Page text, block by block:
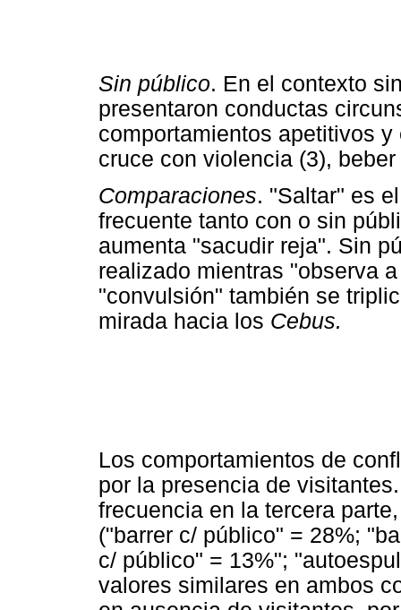
Sin público. En el contexto
presentaron conductas
comportamientos apetitivos
cruce con violencia (3),
Comparaciones. "Saltar" es
frecuente tanto con o sin
aumenta "sacudir reja". Sin
realizado mientras "observa
"convulsión" también se
mirada hacia los Cebus.
Los comportamientos de
por la presencia de
frecuencia en la tercera
("barrer c/ público" = 28%;
c/ público" = 13%";
valores similares en ambos